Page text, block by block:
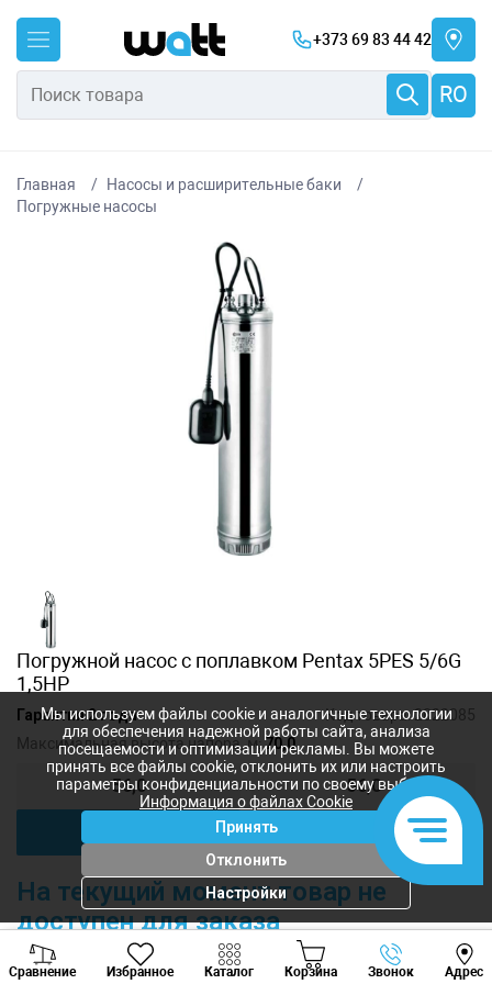
+373 69 83 44 42
RO
Главная
Насосы и расширительные баки
Погружные насосы
Погружной насос с поплавком Pentax 5PES 5/6G
1,5HP
Гарантия 2 года Код товара:2022085
Максимальная высота напора, м:70,0
56,0 56,0
На текущий момент товар не
доступен для заказа
Описание
Сравнение Избранное Каталог Корзина Звонок Адрес
Viber Whatsapp
Мы используем файлы cookie и аналогичные технологии
для обеспечения надежной работы сайта, анализа
посещаемости и оптимизации рекламы. Вы можете
принять все файлы cookie, отклонить их или настроить
параметры конфиденциальности по своему выбору.
Информация о файлах Cookie
Принять
Отклонить
Настройки